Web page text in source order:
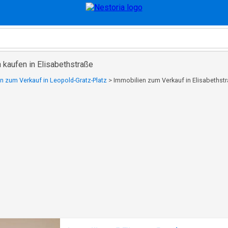
in Elisabethstraße
zum Verkauf in Leopold-Gratz-Platz > Immobilien zum Verkauf in